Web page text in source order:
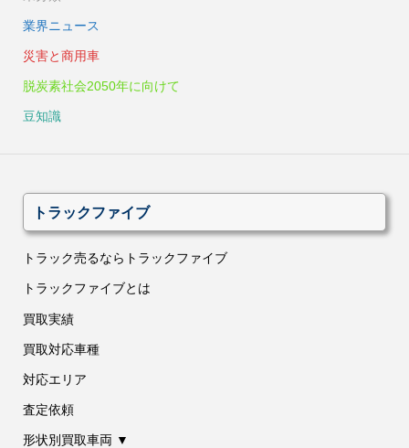
業界ニュース
災害と商用車
脱炭素社会2050年に向けて
豆知識
トラックファイブ
トラック売るならトラックファイブ
トラックファイブとは
買取実績
買取対応車種
対応エリア
査定依頼
形状別買取車両 ▼